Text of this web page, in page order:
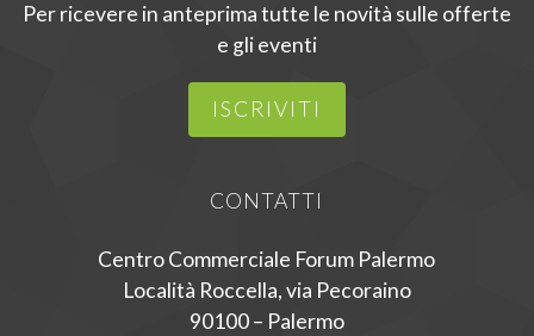
Per ricevere in anteprima tutte le novità sulle offerte
e gli eventi
ISCRIVITI
CONTATTI
Centro Commerciale Forum Palermo
Località Roccella, via Pecoraino
90100 – Palermo